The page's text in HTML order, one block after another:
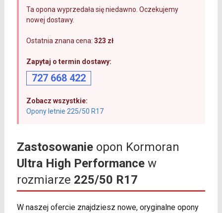
Ta opona wyprzedała się niedawno. Oczekujemy
nowej dostawy.
Ostatnia znana cena: 323 zł
Zapytaj o termin dostawy:
727 668 422
Zobacz wszystkie:
Opony letnie 225/50 R17
Zastosowanieopon Kormoran
Ultra High Performancew
rozmiarze 225/50 R17
W naszej ofercie znajdziesz nowe, oryginalne opony